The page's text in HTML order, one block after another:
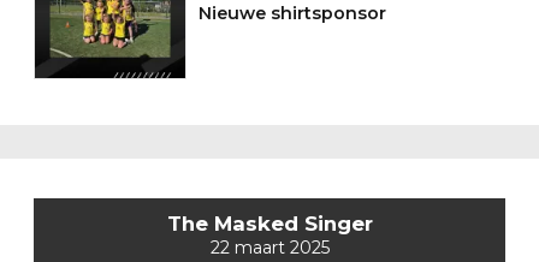
Nieuwe shirtsponsor
The Masked Singer
22 maart 2025